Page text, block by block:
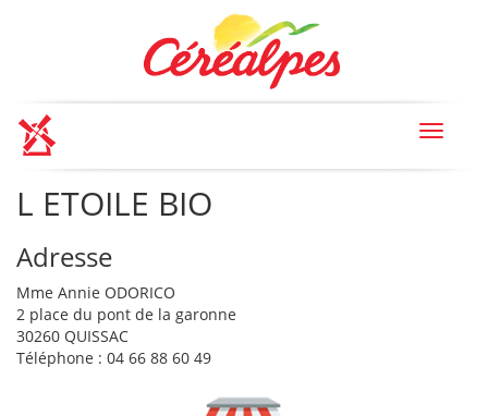
Toggle
L ETOILE BIO
Adresse
Mme Annie ODORICO
2 place du pont de la garonne
30260 QUISSAC
Téléphone : 04 66 88 60 49